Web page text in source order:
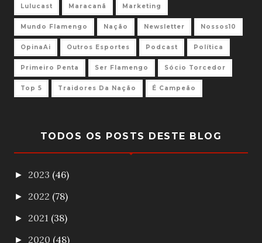
Lulucast Maracanã Marketing
Mundo Flamengo Nação Newsletter Nossos10
OpinaAi Outros Esportes Podcast Política
Primeiro Penta Ser Flamengo Sócio Torcedor
Top 5 Traidores Da Nação É Campeão
TODOS OS POSTS DESTE BLOG
► 2023 (46)
► 2022 (78)
► 2021 (38)
► 2020 (48)